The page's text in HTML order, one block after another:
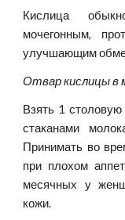
Кислица
мочегонным,
улучшающим
Отвар кислицы в
Взять 1
стаканами
Принимать во
при плохом
месячных у
кожи.